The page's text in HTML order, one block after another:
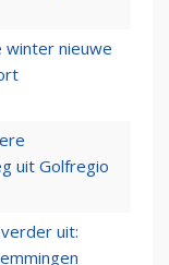
winter nieuwe
uit Golfregio
uit: